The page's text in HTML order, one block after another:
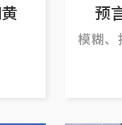
预
模糊、